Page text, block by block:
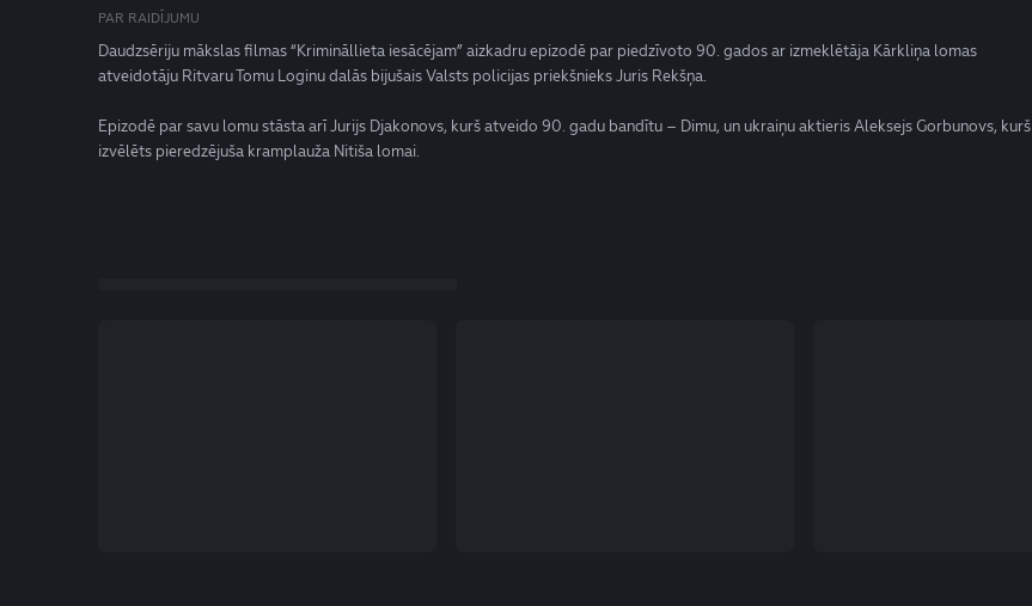
PAR RAIDĪJUMU
Daudzsēriju mākslas filmas “Krimināllieta iesācējam” aizkadru epizodē par piedzīvoto 90. gados ar izmeklētāja Kārkliņa lomas
atveidotāju Ritvaru Tomu Loginu dalās bijušais Valsts policijas priekšnieks Juris Rekšņa.
Epizodē par savu lomu stāsta arī Jurijs Djakonovs, kurš atveido 90. gadu bandītu – Dimu, un ukraiņu aktieris Aleksejs Gorbunovs, kurš
izvēlēts pieredzējuša kramplauža Nitiša lomai.